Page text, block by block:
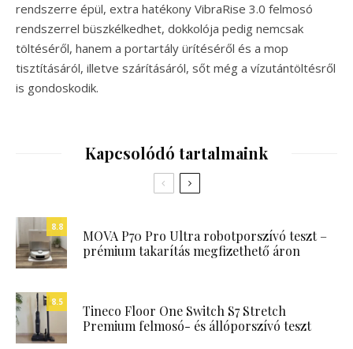
rendszerre épül, extra hatékony VibraRise 3.0 felmosó
rendszerrel büszkélkedhet, dokkolója pedig nemcsak
töltéséről, hanem a portartály ürítéséről és a mop
tisztításáról, illetve szárításáról, sőt még a vízutántöltésről
is gondoskodik.
Kapcsolódó tartalmaink
8.8
MOVA P70 Pro Ultra robotporszívó teszt –
prémium takarítás megfizethető áron
8.5
Tineco Floor One Switch S7 Stretch
Premium felmosó- és állóporszívó teszt